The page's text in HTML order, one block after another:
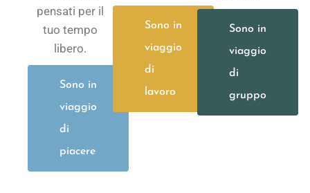
pensati per il
tuo tempo
libero.
Sono in
viaggio
di
piacere
Sono in
viaggio
di
lavoro
Sono in
viaggio
di
gruppo